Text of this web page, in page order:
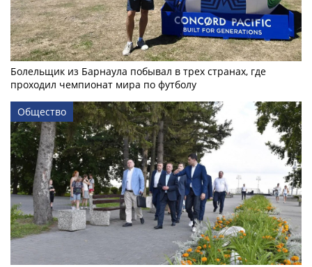
Болельщик из Барнаула побывал в трех странах, где
проходил чемпионат мира по футболу
Общество